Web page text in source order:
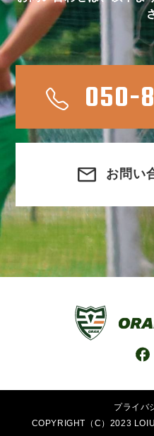
050-
お問い
プライバ
COPYRIGHT（C）2023